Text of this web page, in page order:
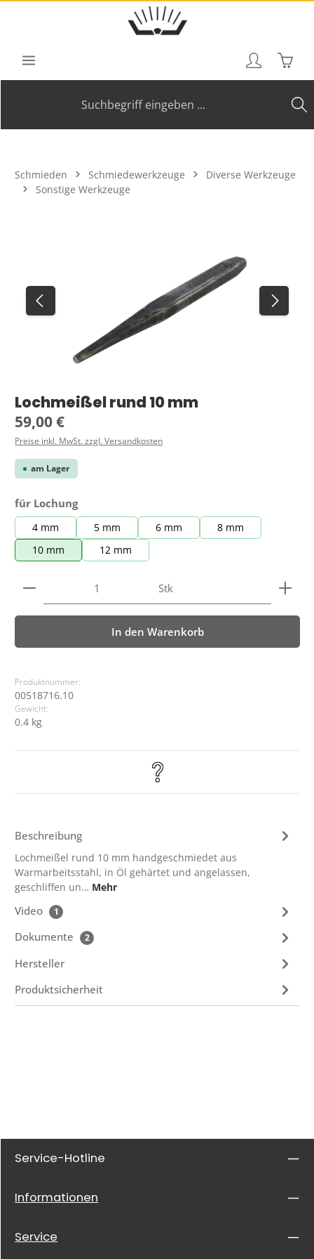
Zum Hauptinhalt springen
Schmieden Schmiedewerkzeuge
Diverse Werkzeuge
Sonstige Werkzeuge
Lochmeißel rund 10 mm
Regulärer Preis:
59,00 €
Preise inkl. MwSt. zzgl. Versandkosten
am Lager
für Lochungauswählen
4 mm 5 mm 6 mm
8 mm
10 mm
12 mm
Produkt Anzahl: Gib den gewünschten Wert ein
Stk
In den Warenkorb
Produktnummer:
00518716.10
Gewicht:
0.4 kg
Beschreibung
Lochmeißel rund 10 mm handgeschmiedet aus
Warmarbeitsstahl, in Öl gehärtet und angelassen,
geschliffen un… Mehr
Video 1
Dokumente 2
Hersteller
Produktsicherheit
Service-Hotline
Informationen
Service